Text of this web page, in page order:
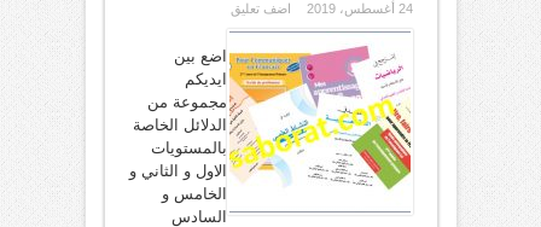
24 أغسطس، 2019 اضف تعليق
اضع بين
ايديكم
مجموعة من
الدلائل الخاصة
بالمستويات
الاول و الثاني و
الخامس و
السادس